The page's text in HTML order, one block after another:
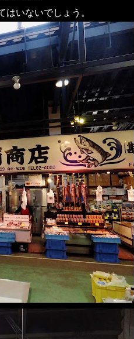
いないでしょう。